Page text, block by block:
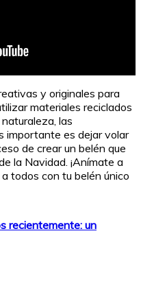
y originales para
materiales reciclados
las
importante es dejar volar
de crear un belén que
la Navidad. ¡Anímate a
todos con tu belén único
recientemente: un